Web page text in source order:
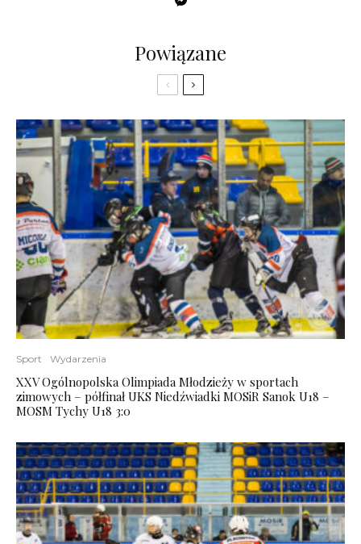
Powiązane
Sport Wydarzenia
XXV Ogólnopolska Olimpiada Młodzieży w sportach
zimowych – półfinał UKS Niedźwiadki MOSiR Sanok U18 –
MOSM Tychy U18 3:0